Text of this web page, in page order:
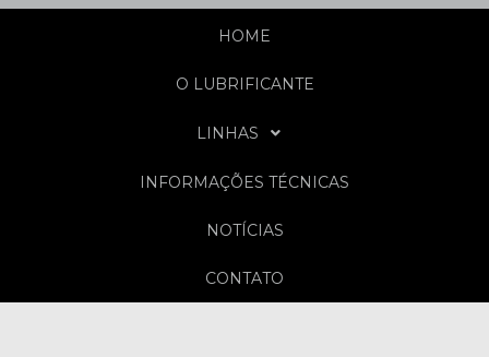
HOME
O LUBRIFICANTE
LINHAS
INFORMAÇÕES TÉCNICAS
NOTÍCIAS
CONTATO